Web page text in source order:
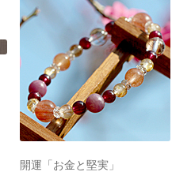
開運「お金と堅実」